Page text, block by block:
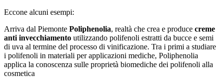
Eccone alcuni esempi:
Arriva dal Piemonte Poliphenolia, realtà che crea e produce creme
anti invecchiamento utilizzando polifenoli estratti da bucce e semi
di uva al termine del processo di vinificazione. Tra i primi a studiare
i polifenoli in materiali per applicazioni mediche, Poliphenolia
applica la conoscenza sulle proprietà biomediche dei polifenoli alla
cosmetica